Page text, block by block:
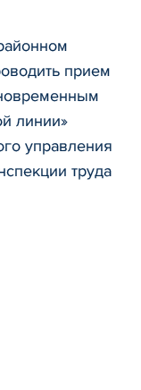
прием
линии»
управления
труда